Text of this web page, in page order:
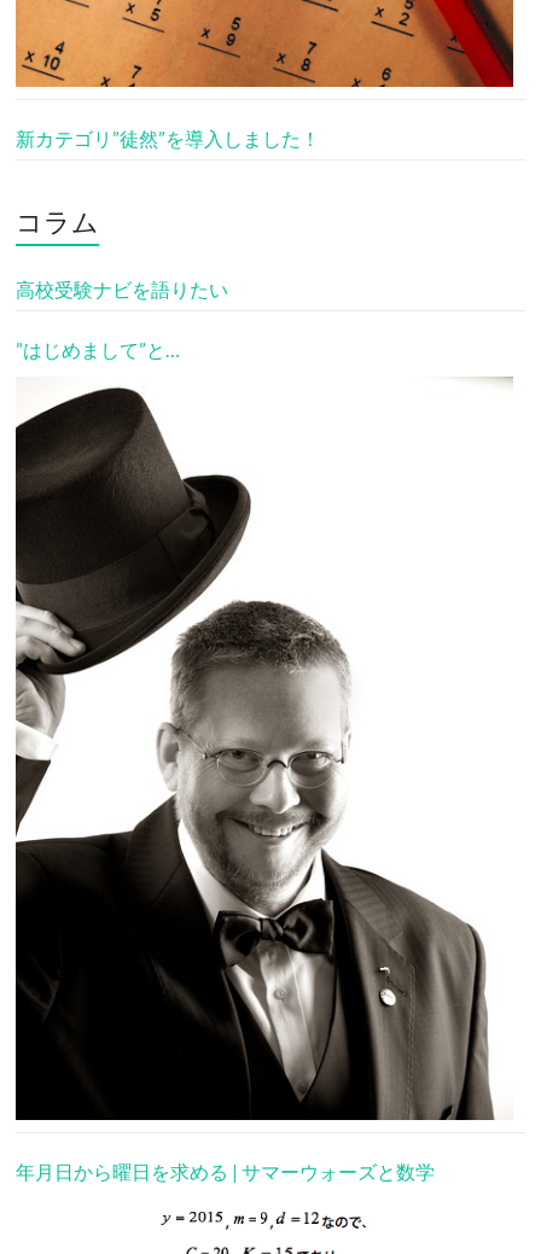
新カテゴリ”徒然”を導入しました！
コラム
高校受験ナビを語りたい
”はじめまして”と…
年月日から曜日を求める | サマーウォーズと数学